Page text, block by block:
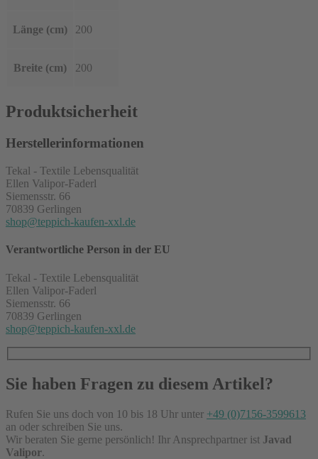
Länge (cm) 200
Breite (cm) 200
Produktsicherheit
Herstellerinformationen
Tekal - Textile Lebensqualität
Ellen Valipor-Faderl
Siemensstr. 66
70839 Gerlingen
shop@teppich-kaufen-xxl.de
Verantwortliche Person in der EU
Tekal - Textile Lebensqualität
Ellen Valipor-Faderl
Siemensstr. 66
70839 Gerlingen
shop@teppich-kaufen-xxl.de
Sie haben Fragen zu diesem Artikel?
Rufen Sie uns doch von 10 bis 18 Uhr unter +49 (0)7156-3599613
an oder schreiben Sie uns.
Wir beraten Sie gerne persönlich! Ihr Ansprechpartner ist Javad
Valipor.